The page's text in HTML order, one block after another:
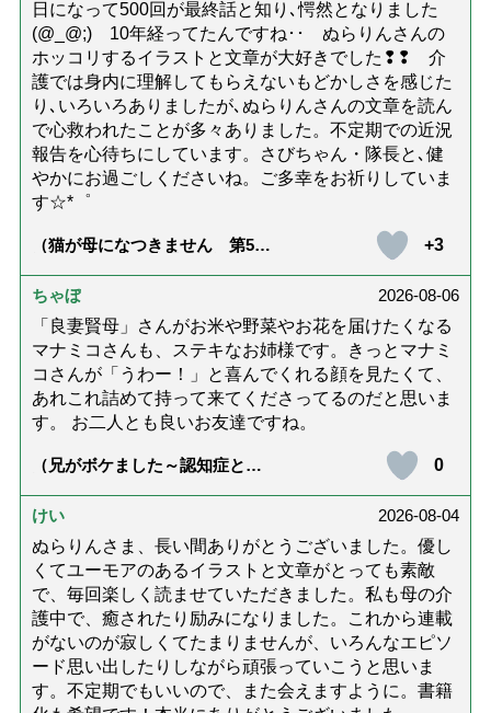
日になって500回が最終話と知り､愕然となりました
(@_@;) 10年経ってたんですね･･ ぬらりんさんの
ホッコリするイラストと文章が大好きでした❢❢ 介
護では身内に理解してもらえないもどかしさを感じた
り､いろいろありましたが､ぬらりんさんの文章を読ん
で心救われたことが多々ありました。不定期での近況
報告を心待ちにしています。さびちゃん・隊長と､健
やかにお過ごしくださいね。ご多幸をお祈りしていま
す☆*゜
（猫が母になつきません 第500
+3
ちゃぼ
2026-08-06
「良妻賢母」さんがお米や野菜やお花を届けたくなる
マナミコさんも、ステキなお姉様です。きっとマナミ
コさんが「うわー！」と喜んでくれる顔を見たくて、
あれこれ詰めて持って来てくださってるのだと思いま
す。 お二人とも良いお友達ですね。
（兄がボケました～認知症と介
達』が届きました」）
0
けい
2026-08-04
ぬらりんさま、長い間ありがとうございました。優し
くてユーモアのあるイラストと文章がとっても素敵
で、毎回楽しく読ませていただきました。私も母の介
護中で、癒されたり励みになりました。これから連載
がないのが寂しくてたまりませんが、いろんなエピソ
ード思い出したりしながら頑張っていこうと思いま
す。不定期でもいいので、また会えますように。書籍